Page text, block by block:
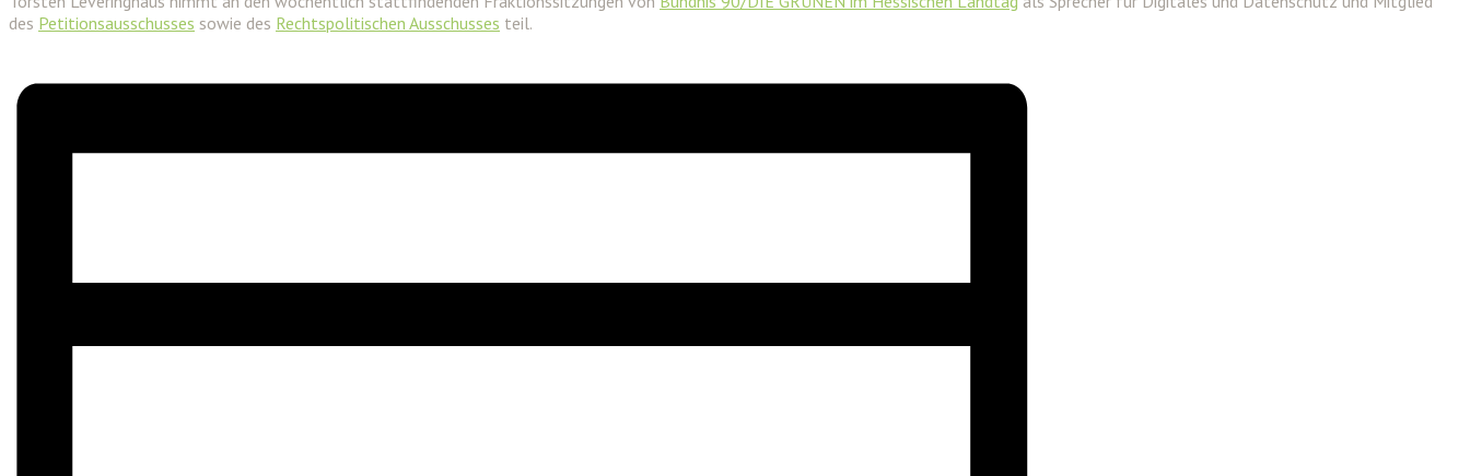
des Petitionsausschusses sowie des Rechtspolitischen Ausschusses teil.